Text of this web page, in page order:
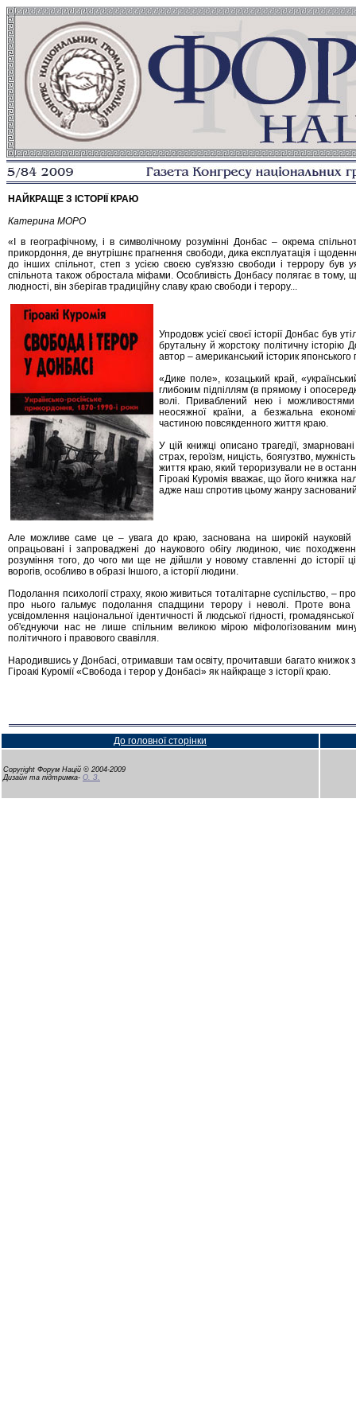
НАЙКРАЩЕ З ІСТОРІЇ КРАЮ
Катерина МОРО
«І в географічному, і в символічному розумінні Донбас – окрема
прикордоння, де внутрішнє прагнення свободи, дика експлуатація і
до інших спільнот, степ з усією своєю сув'яззю свободи і террору був
спільнота також обростала міфами. Особливість Донбасу полягає в тому,
людності, він зберігав традиційну славу краю свободи і терору...
Упродовж усієї своєї історії Донбас був
брутальну й жорстоку політичну історію
автор – американський історик
«Дике поле», козацький край,
глибоким підпіллям (в прямому і
волі. Приваблений нею і
неосяжної країни, а безжальна
частиною повсякденного життя краю.
У цій книжці описано трагедії,
страх, героїзм, ницість, боягузтво,
життя краю, який тероризували не в
Гіроакі Куромія вважає, що його книжка
адже наш спротив цьому жанру заснований
Але можливе саме це – увага до краю, заснована на широкій науковій
опрацьовані і запроваджені до наукового обігу людиною, чиє
розуміння того, до чого ми ще не дійшли у новому ставленні до історії
ворогів, особливо в образі Іншого, а історії людини.
Подолання психології страху, якою живиться тоталітарне суспільство, –
про нього гальмує подолання спадщини терору і неволі. Проте
усвідомлення національної ідентичності й людської гідності,
об'єднуючи нас не лише спільним великою мірою міфологізованим
політичного і правового свавілля.
Народившись у Донбасі, отримавши там освіту, прочитавши багато книжок
Гіроакі Куромії «Свобода і терор у Донбасі» як найкраще з історії краю.
До головної сторінки
Copyright Форум Націй © 2004-2009
Дизайн та підтримка- О. З.